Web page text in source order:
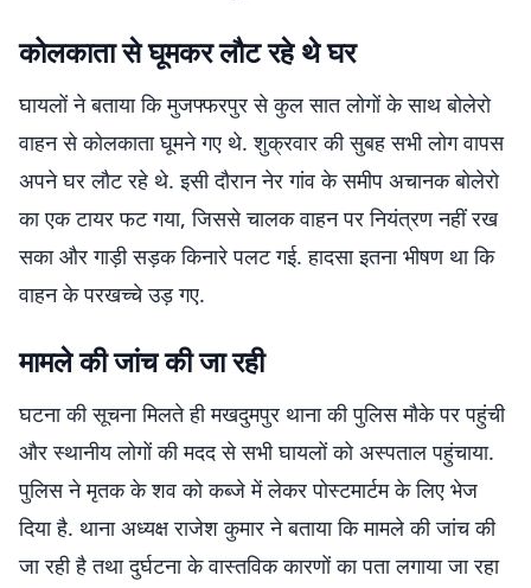
कोलकाता से घूमकर लौट रहे थे घर
घायलों ने बताया कि मुजफ्फरपुर से कुल सात लोगों के साथ बोलेरो
वाहन से कोलकाता घूमने गए थे. शुक्रवार की सुबह सभी लोग वापस
अपने घर लौट रहे थे. इसी दौरान नेर गांव के समीप अचानक बोलेरो
का एक टायर फट गया, जिससे चालक वाहन पर नियंत्रण नहीं रख
सका और गाड़ी सड़क किनारे पलट गई. हादसा इतना भीषण था कि
वाहन के परखच्चे उड़ गए.
मामले की जांच की जा रही
घटना की सूचना मिलते ही मखदुमपुर थाना की पुलिस मौके पर पहुंची
और स्थानीय लोगों की मदद से सभी घायलों को अस्पताल पहुंचाया.
पुलिस ने मृतक के शव को कब्जे में लेकर पोस्टमार्टम के लिए भेज
दिया है. थाना अध्यक्ष राजेश कुमार ने बताया कि मामले की जांच की
जा रही है तथा दुर्घटना के वास्तविक कारणों का पता लगाया जा रहा